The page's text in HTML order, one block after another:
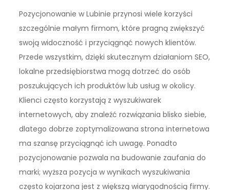
Pozycjonowanie w Lubinie przynosi wiele korzyści
szczególnie małym firmom, które pragną zwiększyć
swoją widoczność i przyciągnąć nowych klientów.
Przede wszystkim, dzięki skutecznym działaniom SEO,
lokalne przedsiębiorstwa mogą dotrzeć do osób
poszukujących ich produktów lub usług w okolicy.
Klienci często korzystają z wyszukiwarek
internetowych, aby znaleźć rozwiązania blisko siebie,
dlatego dobrze zoptymalizowana strona internetowa
ma szansę przyciągnąć ich uwagę. Ponadto
pozycjonowanie pozwala na budowanie zaufania do
marki; wyższa pozycja w wynikach wyszukiwania
często kojarzona jest z większą wiarygodnością firmy.